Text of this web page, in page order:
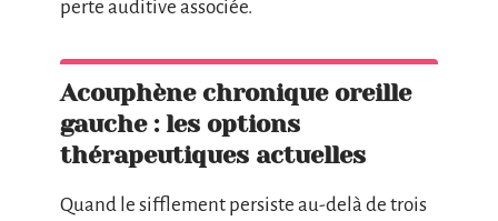
perte auditive associée.
Acouphène chronique oreille
gauche : les options
thérapeutiques actuelles
Quand le sifflement persiste au-delà de trois